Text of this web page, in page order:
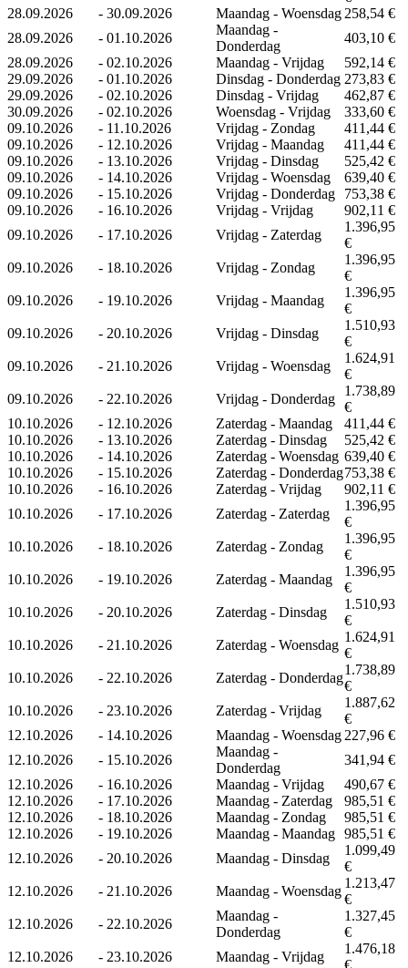
28.09.2026
- 30.09.2026 Maandag - Woensdag 258,54 €
28.09.2026
- 01.10.2026
Maandag -
Donderdag
403,10 €
28.09.2026
- 02.10.2026 Maandag - Vrijdag
592,14 €
29.09.2026
- 01.10.2026 Dinsdag - Donderdag 273,83 €
29.09.2026
- 02.10.2026 Dinsdag - Vrijdag
462,87 €
30.09.2026
- 02.10.2026 Woensdag - Vrijdag
333,60 €
09.10.2026
- 11.10.2026 Vrijdag - Zondag
411,44 €
09.10.2026
- 12.10.2026 Vrijdag - Maandag
411,44 €
09.10.2026
- 13.10.2026 Vrijdag - Dinsdag
525,42 €
09.10.2026
- 14.10.2026 Vrijdag - Woensdag
639,40 €
09.10.2026
- 15.10.2026 Vrijdag - Donderdag
753,38 €
09.10.2026
- 16.10.2026 Vrijdag - Vrijdag
902,11 €
09.10.2026
- 17.10.2026 Vrijdag - Zaterdag
1.396,95
€
09.10.2026
- 18.10.2026 Vrijdag - Zondag
1.396,95
€
09.10.2026
- 19.10.2026 Vrijdag - Maandag
1.396,95
€
09.10.2026
- 20.10.2026 Vrijdag - Dinsdag
1.510,93
€
09.10.2026
- 21.10.2026 Vrijdag - Woensdag
1.624,91
€
09.10.2026
- 22.10.2026 Vrijdag - Donderdag
1.738,89
€
10.10.2026
- 12.10.2026 Zaterdag - Maandag
411,44 €
10.10.2026
- 13.10.2026 Zaterdag - Dinsdag
525,42 €
10.10.2026
- 14.10.2026 Zaterdag - Woensdag 639,40 €
10.10.2026
- 15.10.2026 Zaterdag - Donderdag753,38 €
10.10.2026
- 16.10.2026 Zaterdag - Vrijdag
902,11 €
10.10.2026
- 17.10.2026 Zaterdag - Zaterdag
1.396,95
€
10.10.2026
- 18.10.2026 Zaterdag - Zondag
1.396,95
€
10.10.2026
- 19.10.2026 Zaterdag - Maandag
1.396,95
€
10.10.2026
- 20.10.2026 Zaterdag - Dinsdag
1.510,93
€
10.10.2026
- 21.10.2026 Zaterdag - Woensdag
1.624,91
€
10.10.2026
- 22.10.2026 Zaterdag - Donderdag
1.738,89
€
10.10.2026
- 23.10.2026 Zaterdag - Vrijdag
1.887,62
€
12.10.2026
- 14.10.2026 Maandag - Woensdag 227,96 €
12.10.2026
- 15.10.2026
Maandag -
Donderdag
341,94 €
12.10.2026
- 16.10.2026 Maandag - Vrijdag
490,67 €
12.10.2026
- 17.10.2026 Maandag - Zaterdag
985,51 €
12.10.2026
- 18.10.2026 Maandag - Zondag
985,51 €
12.10.2026
- 19.10.2026 Maandag - Maandag 985,51 €
12.10.2026
- 20.10.2026 Maandag - Dinsdag
1.099,49
€
12.10.2026
- 21.10.2026 Maandag - Woensdag
1.213,47
€
12.10.2026
- 22.10.2026
Maandag -
Donderdag
1.327,45
€
12.10.2026
- 23.10.2026 Maandag - Vrijdag
1.476,18
€